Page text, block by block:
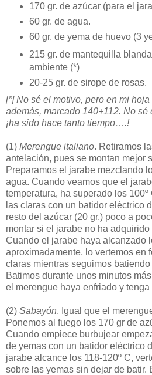
170 gr. de azúcar (para el
60 gr. de agua.
60 gr. de yema de huevo (3
215 gr. de mantequilla
ambiente (*)
20-25 gr. de sirope de rosas.
[*] No sé el motivo, pero en mi
además, marcado 140+112. No
¡ha sido hace tanto tiempo….!
(1) Merengue italiano. Retiramos
antelación, pues se montan mejor
Preparamos el jarabe mezclando
agua. Cuando veamos que el
temperatura, ha superado los
las claras con un batidor eléctrico
resto del azúcar (20 gr.) poco a
montar si el jarabe no ha adquirido
Cuando el jarabe haya alcanzado
aproximadamente, lo vertemos en
claras mientras seguimos
Batimos durante unos minutos
el merengue haya enfriado y
(2) Sabayón. Igual que el
Ponemos al fuego los 170 gr de
Cuando empiece burbujear
de yemas con un batidor eléctrico
jarabe alcance los 118-120º C,
sobre las yemas sin dejar de batir.